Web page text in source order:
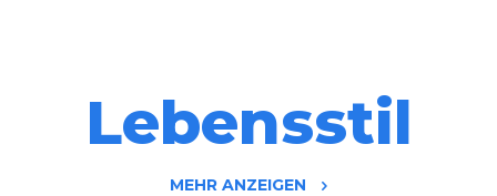
Lebensstil
MEHR ANZEIGEN